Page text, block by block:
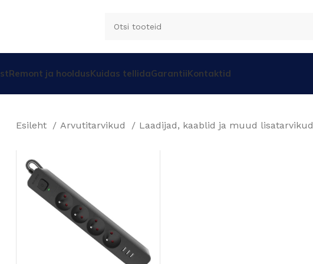
Remont ja hooldusKuidas tellidaGarantiiKontaktid
Esileht Arvutitarvikud Laadijad, kaablid ja muud lisatarvikud